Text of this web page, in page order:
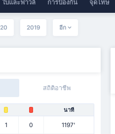
ใบและฟาวล์ การป้องกัน จุดโทษ
2019 อีก
สถิติอาชีพ
นาที
1 0 1197'